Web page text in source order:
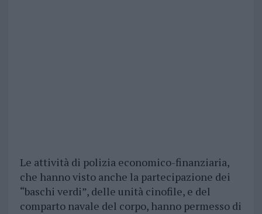
Le attività di polizia economico-finanziaria,
che hanno visto anche la partecipazione dei
“baschi verdi”, delle unità cinofile, e del
comparto navale del corpo, hanno permesso di